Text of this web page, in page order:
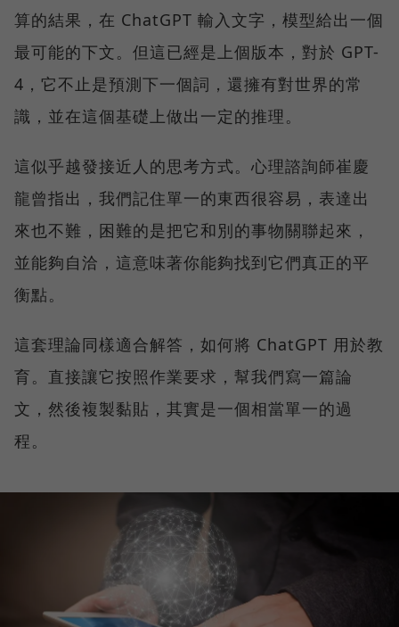
算的結果，在 ChatGPT 輸入文字，模型給出一個
最可能的下文。但這已經是上個版本，對於 GPT-
4，它不止是預測下一個詞，還擁有對世界的常
識，並在這個基礎上做出一定的推理。
這似乎越發接近人的思考方式。心理諮詢師崔慶
龍曾指出，我們記住單一的東西很容易，表達出
來也不難，困難的是把它和別的事物關聯起來，
並能夠自洽，這意味著你能夠找到它們真正的平
衡點。
這套理論同樣適合解答，如何將 ChatGPT 用於教
育。直接讓它按照作業要求，幫我們寫一篇論
文，然後複製黏貼，其實是一個相當單一的過
程。